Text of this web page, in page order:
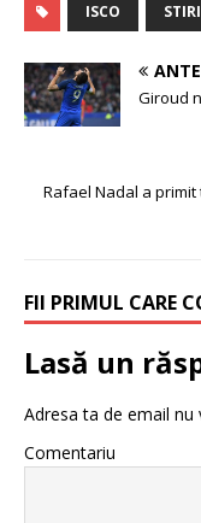
ISCO
Giroud
Rafael Nadal a
FII PRIMUL CARE
Lasă un
Adresa ta de email nu
Comentariu